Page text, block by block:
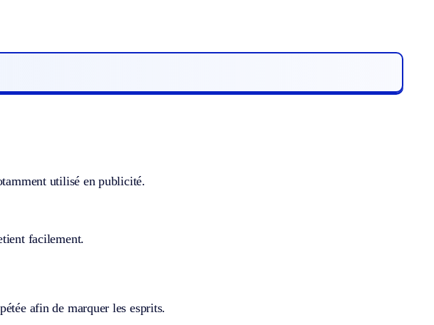
utilisé en publicité.
facilement.
afin de marquer les esprits.